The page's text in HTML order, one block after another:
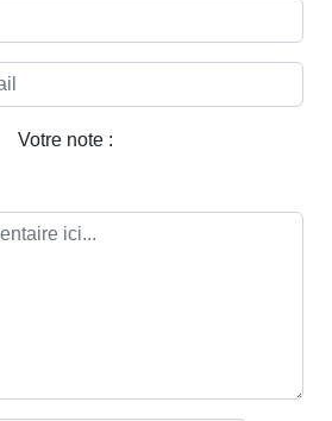
Votre note :